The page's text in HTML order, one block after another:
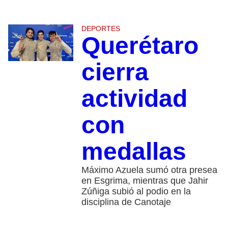
DEPORTES
Querétaro
cierra
actividad
con
medallas
Máximo Azuela sumó otra presea
en Esgrima, mientras que Jahir
Zúñiga subió al podio en la
disciplina de Canotaje